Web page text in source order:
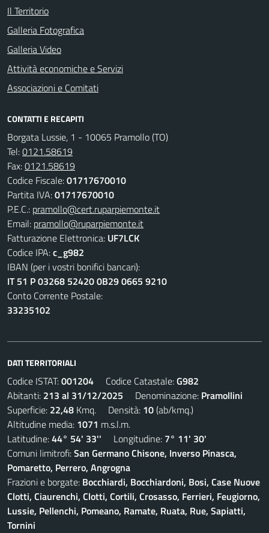
Il Territorio
Galleria Fotografica
Galleria Video
Attività economiche e Servizi
Associazioni e Comitati
CONTATTI E RECAPITI
Borgata Lussie, 1 - 10065 Pramollo (TO)
Tel:0121.58619
Fax:0121.58619
Codice Fiscale:01717670010
Partita IVA:01717670010
P.E.C.: pramollo@cert.ruparpiemonte.it
Email: pramollo@ruparpiemonte.it
Fatturazione Elettronica: UF7LCK
Codice IPA:c_g982
IBAN (per i vostri bonifici bancari):
IT 51 P 03268 52420 0B29 0665 9210
Conto Corrente Postale:
33235102
DATI TERRITORIALI
Codice ISTAT:001204 Codice Catastale:G982
Abitanti: 213 al 31/12/2025 Denominazione: Pramollini
Superficie: 22,48 Kmq. Densità: 10(ab/kmq.)
Altitudine media: 1071 m.s.l.m.
Latitudine:44° 54' 33'' Longitudine: 7° 11' 30'
Comuni limitrofi:San Germano Chisone, Inverso Pinasca,
Pomaretto, Perrero, Angrogna
Frazioni e borgate: Bocchiardi, Bocchiardoni, Bosi, Case Nuove
Clotti, Ciaurenchi, Clotti, Cortili, Crosasso, Ferrieri, Feugiorno,
Lussie, Pellenchi, Pomeano, Ramate, Ruata, Rue, Sapiatti,
Tornini